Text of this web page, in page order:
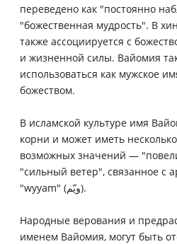
переведено как "постоянно
"божественная мудрость". В
также ассоциируется с
и жизненной силы. Вайомия
использоваться как мужское
божеством.
В исламской культуре имя
корни и может иметь
возможных значений —
"сильный ветер", связанное с
"wyyam" (ويّم).
Народные верования и
именем Вайомия, могут быть